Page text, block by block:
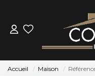
Accueil Maison